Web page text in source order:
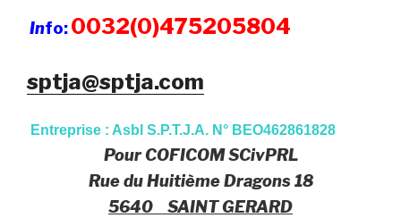
Info:0032(0)475205804
sptja@sptja.com
Entreprise : Asbl S.P.T.J.A. N° BEO462861828
Pour COFICOM SCivPRL
Rue du Huitième Dragons 18
5640 SAINT GERARD